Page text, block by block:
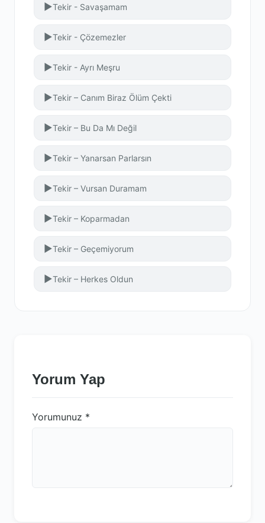
▶Tekir - Savaşamam
▶Tekir - Çözemezler
▶Tekir - Ayrı Meşru
▶Tekir – Canım Biraz Ölüm Çekti
▶Tekir – Bu Da Mı Değil
▶Tekir – Yanarsan Parlarsın
▶Tekir – Vursan Duramam
▶Tekir – Koparmadan
▶Tekir – Geçemiyorum
▶Tekir – Herkes Oldun
Yorum Yap
Yorumunuz *